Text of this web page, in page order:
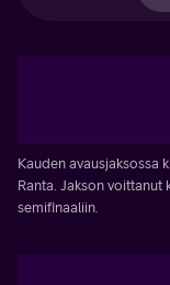
Kauden avausjaksossa
Ranta. Jakson voittanut
semifinaaliin.